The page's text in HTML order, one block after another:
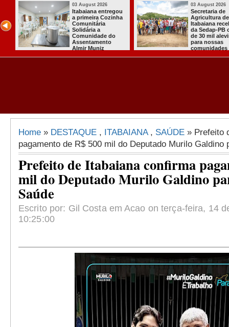
03 August 2026
Secretaria de
Agricultura de
Itabaiana recebeu
da Sedap-PB cerca
de 30 mil alevinos
para nossas
comunidades rurais
03 August 2026
Mulher em aparente
surto esfaqueia a
própria mãe em
João Pessoa
Home » DESTAQUE , ITABAIANA, SAÚDE » Prefeito
pagamento de R$ 500 mil do Deputado Murilo Galdino
Prefeito de Itabaiana confirma
mil do Deputado Murilo Galdino
Saúde
Escrito por: Gil Costa em Acao on terça-feira, 14
10:25:00